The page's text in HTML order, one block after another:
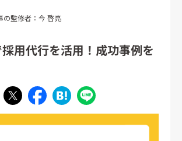
の監修者：今 啓亮
用代行を活用！成功事例を